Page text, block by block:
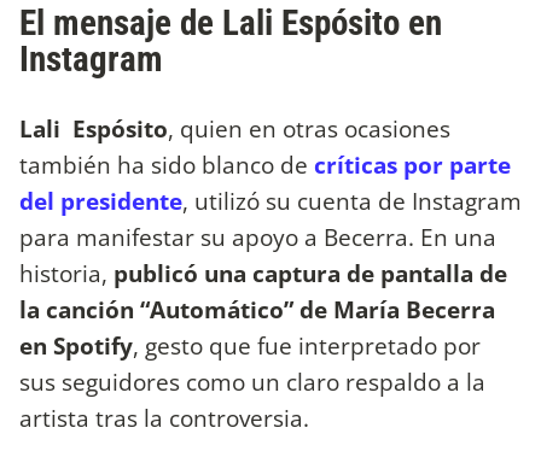
El mensaje de Lali Espósito en
Instagram
Lali Espósito, quien en otras ocasiones
también ha sido blanco de críticas por parte
del presidente, utilizó su cuenta de Instagram
para manifestar su apoyo a Becerra. En una
historia, publicó una captura de pantalla de
la canción “Automático” de María Becerra
en Spotify, gesto que fue interpretado por
sus seguidores como un claro respaldo a la
artista tras la controversia.